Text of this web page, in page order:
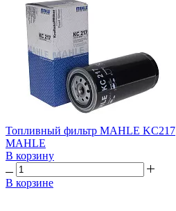
Топливный фильтр MAHLE KC217
MAHLE
В корзину
В корзине